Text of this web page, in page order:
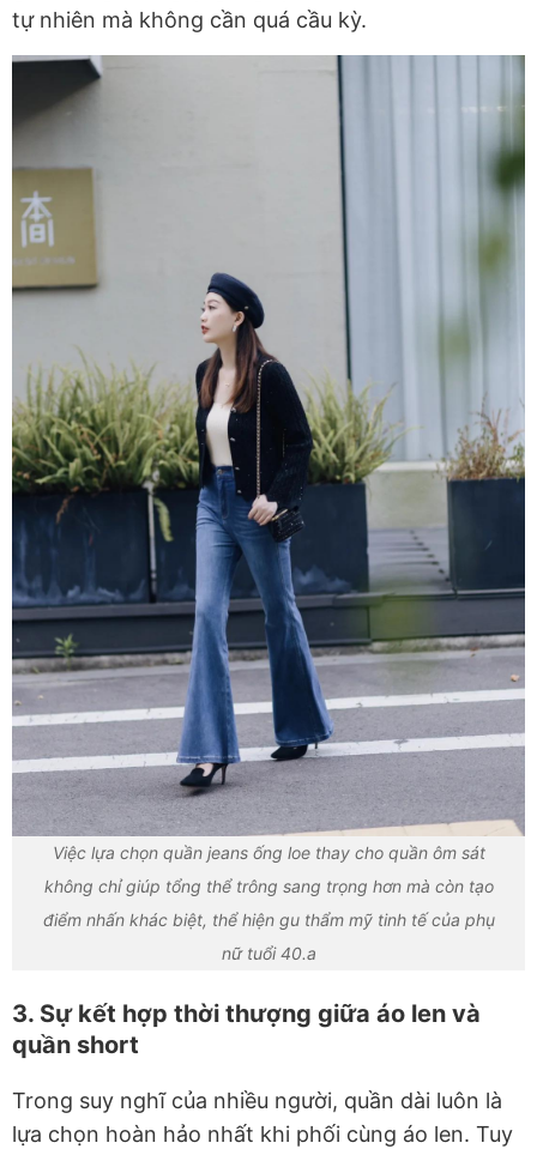
tự nhiên mà không cần quá cầu kỳ.
Việc lựa chọn quần jeans ống loe thay cho quần ôm sát
không chỉ giúp tổng thể trông sang trọng hơn mà còn tạo
điểm nhấn khác biệt, thể hiện gu thẩm mỹ tinh tế của phụ
nữ tuổi 40.a
3. Sự kết hợp thời thượng giữa áo len và
quần short
Trong suy nghĩ của nhiều người, quần dài luôn là
lựa chọn hoàn hảo nhất khi phối cùng áo len. Tuy